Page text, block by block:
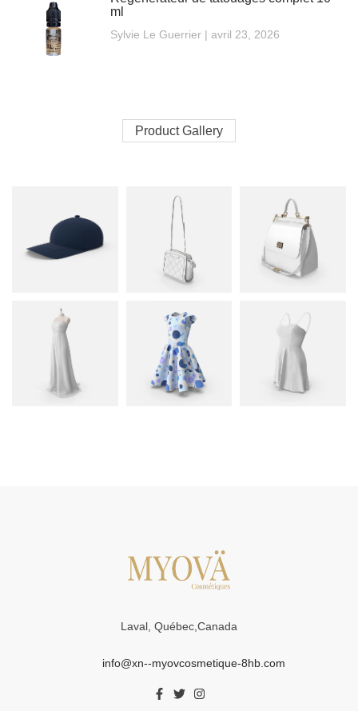
ml
Sylvie Le Guerrier avril 23, 2026
Product Gallery
Laval, Québec,Canada
info@xn--myovcosmetique-8hb.com